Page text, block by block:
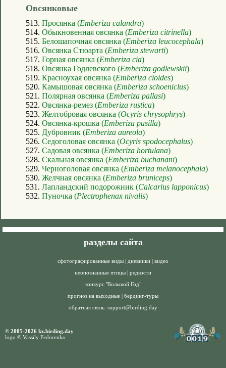
Овсянковые
513. Просянка (Emberiza calandra)
514. Обыкновенная овсянка (Emberiza citrinella)
515. Белошапочная овсянка (Emberiza leucocephala)
516. Овсянка Стюарта (Emberiza stewarti)
517. Горная овсянка (Emberiza cia)
518. Овсянка Годлевского (Emberiza godlewskii)
519. Красноухая овсянка (Emberiza cioides)
520. Камышовая овсянка (Emberiza schoeniclus)
521. Полярная овсянка (Emberiza pallasi)
522. Овсянка-ремез (Emberiza rustica)
523. Желтобровая овсянка (Ocyris chrysophrys)
524. Овсянка-крошка (Emberiza pusilla)
525. Дубровник (Emberiza aureola)
526. Седоголовая овсянка (Ocyris spodocephalus)
527. Садовая овсянка (Emberiza hortulana)
528. Скальная овсянка (Emberiza buchanani)
529. Черноголовая овсянка (Emberiza melanocephala)
530. Желчная овсянка (Emberiza bruniceps)
531. Лапландский подорожник (Calcarius lapponicus)
532. Пуночка (Plectrophenax nivalis)
разделы сайта
сфотографированные виды | дневники | видео
неопознанные птицы | редкости
конкурс "Большой Год"
прогноз на выходные | бердинг-туры
обратная связь: support@birding.day
© 2005-2026 kz.birding.day
logo © Vassily Fedorenko